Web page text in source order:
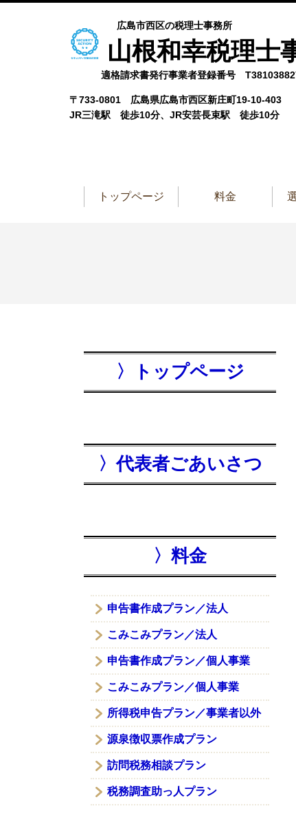
広島市西区の税理士事務所
山根和幸税理士
適格請求書発行事業者登録番号
〒733-0801 広島県広島市西区新庄町19-10-403
JR三滝駅 徒歩10分、JR安芸長束駅 徒歩10分
トップページ 料金
〉トップページ
〉代表者ごあいさつ
〉料金
申告書作成プラン／法人
こみこみプラン／法人
申告書作成プラン／個人事業
こみこみプラン／個人事業
所得税申告プラン／事業者以外
源泉徴収票作成プラン
訪問税務相談プラン
税務調査助っ人プラン